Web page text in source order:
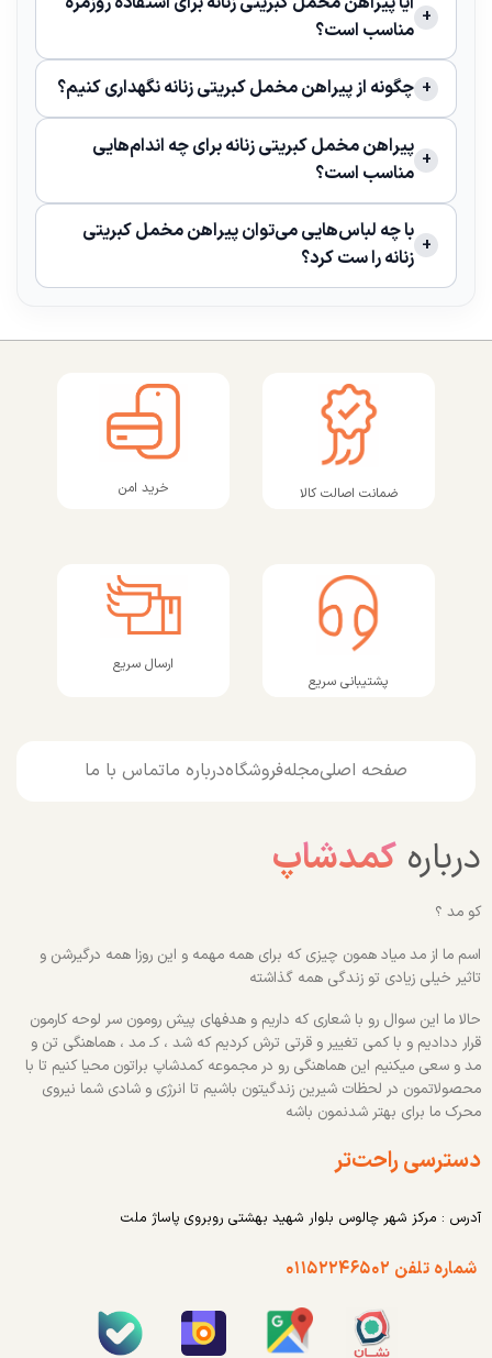
مناسب است؟
چگونه از پیراهن مخمل کبریتی زنانه نگهداری کنیم؟
پیراهن مخمل کبریتی زنانه برای چه اندام‌هایی
مناسب است؟
با چه لباس‌هایی می‌توان پیراهن مخمل کبریتی
زنانه را ست کرد؟
ضمانت اصالت کالا خرید امن
پشتیبانی سریع
ارسال سریع
صفحه اصلیمجلهفروشگاهدرباره ماتماس با ما
درباره کمدشاپ
کو مد ؟
اسم ما از مد میاد همون چیزی که برای همه مهمه و این روزا همه درگیرشن و
تاثیر خیلی زیادی تو زندگی همه گذاشته
حالا ما این سوال رو با شعاری که داریم و هدفهای پیش رومون سر لوحه کارمون
قرار ددادیم و با کمی تغییر و قرتی ترش کردیم که شد ، کـ مد ، هماهنگی تن و
مد و سعی میکنیم این هماهنگی رو در مجموعه کمدشاپ براتون محیا کنیم تا با
محصولاتمون در لحظات شیرین زندگیتون باشیم تا انرژی و شادی شما نیروی
محرک ما برای بهتر شدنمون باشه
دسترسی راحت‌تر
آدرس : مرکز شهر چالوس بلوار شهید بهشتی روبروی پاساژ ملت
شماره تلفن ۰۱۱۵۲۲۴۶۵۰۲